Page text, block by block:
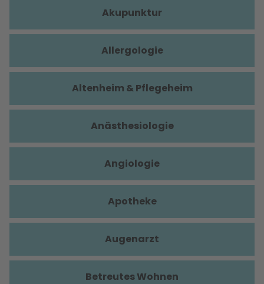
Akupunktur
Allergologie
Altenheim & Pflegeheim
Anästhesiologie
Angiologie
Apotheke
Augenarzt
Betreutes Wohnen